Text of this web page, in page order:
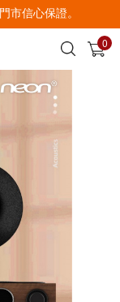
信心保證。
0
查看